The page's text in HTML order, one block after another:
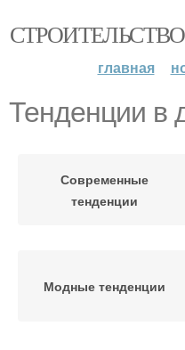
главная
Тенденции в
Современные
тенденции
Модные тенденции